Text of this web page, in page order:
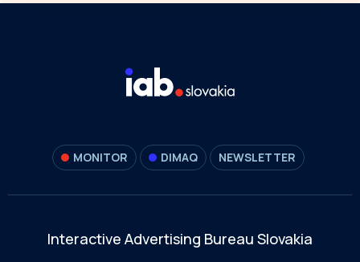
MONITOR DIMAQ NEWSLETTER
Interactive Advertising Bureau Slovakia